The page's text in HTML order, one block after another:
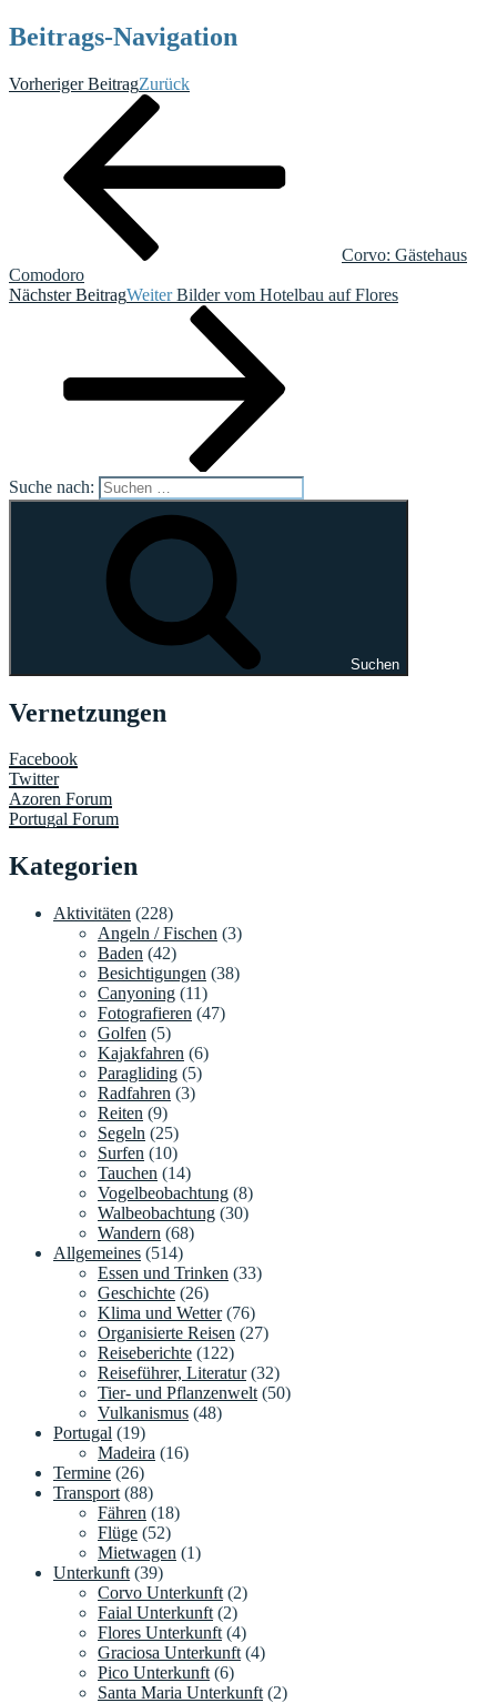
Beitrags-Navigation
Vorheriger BeitragZurück
Corvo: Gästehaus
Comodoro
Nächster BeitragWeiter Bilder vom Hotelbau auf Flores
Suche nach:
Suchen
Vernetzungen
Facebook
Twitter
Azoren Forum
Portugal Forum
Kategorien
Aktivitäten (228)
Angeln / Fischen (3)
Baden (42)
Besichtigungen (38)
Canyoning (11)
Fotografieren (47)
Golfen (5)
Kajakfahren (6)
Paragliding (5)
Radfahren (3)
Reiten (9)
Segeln (25)
Surfen (10)
Tauchen (14)
Vogelbeobachtung (8)
Walbeobachtung (30)
Wandern (68)
Allgemeines (514)
Essen und Trinken (33)
Geschichte (26)
Klima und Wetter(76)
Organisierte Reisen (27)
Reiseberichte (122)
Reiseführer, Literatur(32)
Tier- und Pflanzenwelt (50)
Vulkanismus (48)
Portugal (19)
Madeira (16)
Termine (26)
Transport (88)
Fähren (18)
Flüge (52)
Mietwagen (1)
Unterkunft (39)
Corvo Unterkunft (2)
Faial Unterkunft (2)
Flores Unterkunft (4)
Graciosa Unterkunft (4)
Pico Unterkunft (6)
Santa Maria Unterkunft (2)